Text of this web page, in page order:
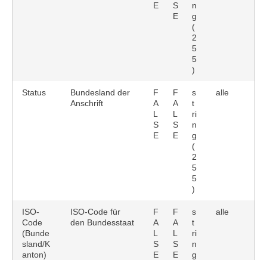
E
S
E
n
g
(
2
5
5
)
Status
Bundesland der
Anschrift
F
A
L
S
E
F
A
L
S
E
s
t
ri
n
g
(
2
5
5
)
alle
ISO-
Code
(Bunde
sland/K
anton)
ISO-Code für
den Bundesstaat
F
A
L
S
E
F
A
L
S
E
s
t
ri
n
g
alle